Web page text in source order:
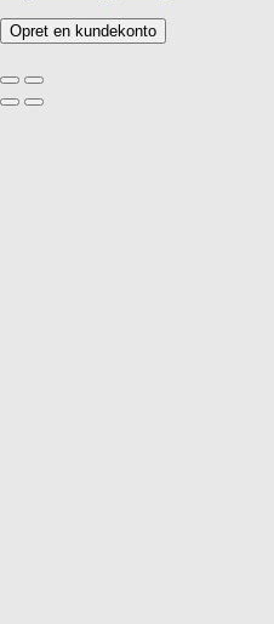
Opret en kundekonto